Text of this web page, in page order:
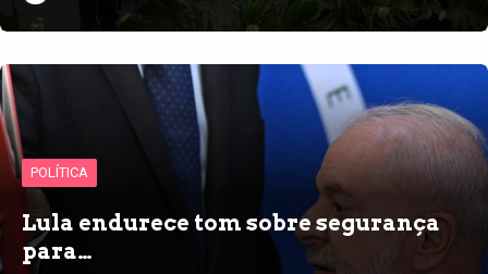
POLÍTICA
Lula endurece tom sobre segurança
para…